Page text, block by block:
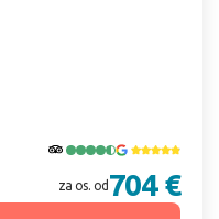
za os. od 704 €